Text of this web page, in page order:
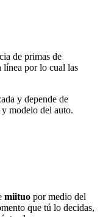
de primas de
línea por lo cual las
y depende de
modelo del auto.
miituo por medio del
que tú lo decidas,